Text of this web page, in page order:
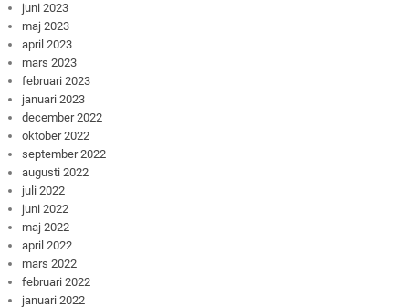
juni 2023
maj 2023
april 2023
mars 2023
februari 2023
januari 2023
december 2022
oktober 2022
september 2022
augusti 2022
juli 2022
juni 2022
maj 2022
april 2022
mars 2022
februari 2022
januari 2022